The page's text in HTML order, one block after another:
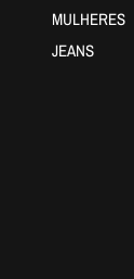
MULHERES
JEANS